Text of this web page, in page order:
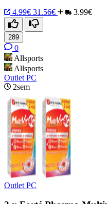
4.99€ 31.56€ 3.99€
289
0
Allsports
Allsports
Outlet PC
2sem
Outlet PC